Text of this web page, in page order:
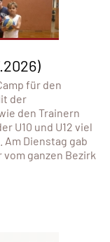
für den
der
den Trainern
U10 und U12 viel
Dienstag gab
ganzen Bezirk